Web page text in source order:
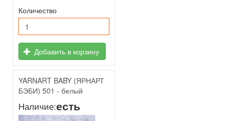
Количество
Добавить в корзину
YARNART BABY (ЯРНАРТ
БЭБИ) 501 - белый
Наличие:есть